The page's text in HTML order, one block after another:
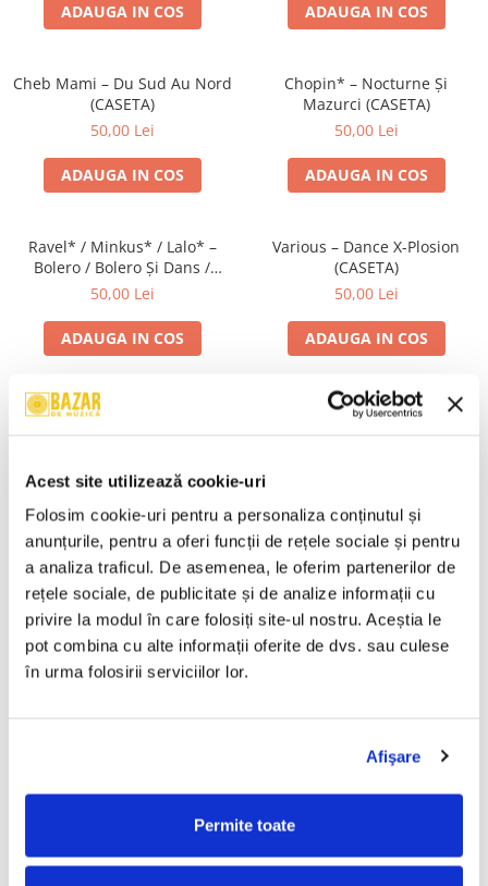
Acest site utilizează cookie-uri
Folosim cookie-uri pentru a personaliza conținutul și
anunțurile, pentru a oferi funcții de rețele sociale și pentru
a analiza traficul. De asemenea, le oferim partenerilor de
rețele sociale, de publicitate și de analize informații cu
privire la modul în care folosiți site-ul nostru. Aceștia le
pot combina cu alte informații oferite de dvs. sau culese
în urma folosirii serviciilor lor.
Afişare
Permite toate
ADAUGA IN COS ADAUGA IN COS
Cheb Mami – Du Sud Au Nord
(CASETA)
50,00 Lei
ADAUGA IN COS
Chopin* – Nocturne Și
Mazurci (CASETA)
50,00 Lei
ADAUGA IN COS
Ravel* / Minkus* / Lalo* –
Bolero / Bolero Și Dans /
Simfonia Spaniolă (CASETA)
50,00 Lei
ADAUGA IN COS
Various – Dance X-Plosion
(CASETA)
50,00 Lei
ADAUGA IN COS
Valahia – Valahia (CASETA)
Satan's Satyrs – Die
Gaz pe Foc – Lasă-mă Să Te
Iubesc (CASETA)
70,00 Lei
ADAUGA IN COS
Techno Dance Party (Made In
Romania) Vol 4 (Casetă Audio)
150,00 Lei
Vision (CASETA)